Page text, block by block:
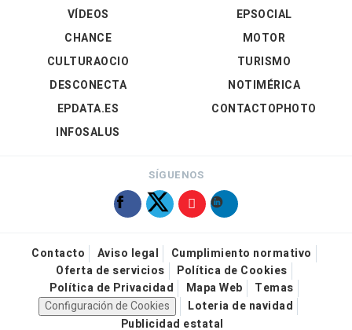
VÍDEOS
EPSOCIAL
CHANCE
CULTURAOCIO
DESCONECTA
EPDATA.ES
INFOSALUS
MOTOR
TURISMO
NOTIMÉRICA
CONTACTOPHOTO
SÍGUENOS
Contacto Aviso legal
Cumplimiento normativo
Oferta de servicios
Política de Cookies
Política de Privacidad
Mapa Web
Temas
Configuración de Cookies
Loteria de navidad
Publicidad estatal